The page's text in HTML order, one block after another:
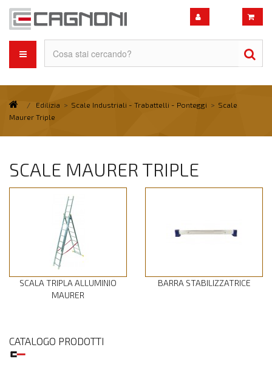
/ Edilizia > Scale Industriali - Trabattelli - Ponteggi > Scale
Maurer Triple
SCALE MAURER TRIPLE
SCALA TRIPLA ALLUMINIO
MAURER
BARRA STABILIZZATRICE
CATALOGO PRODOTTI